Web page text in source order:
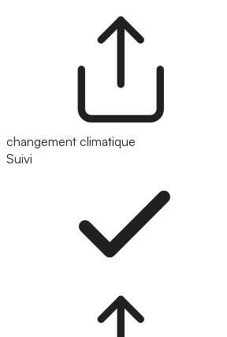
changement climatique
Suivi